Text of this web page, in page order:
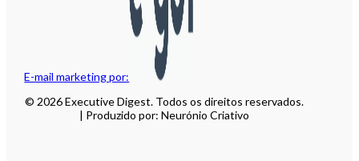
E-mail marketing por:
© 2026 Executive Digest. Todos os direitos reservados.
| Produzido por: Neurónio Criativo